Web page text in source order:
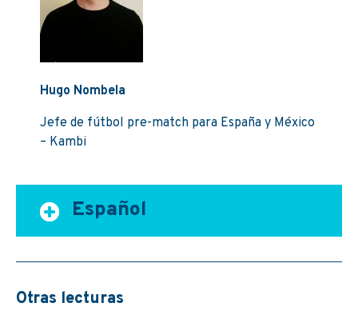
Hugo Nombela
Jefe de fútbol pre-match para España y México
– Kambi
Español
Otras lecturas